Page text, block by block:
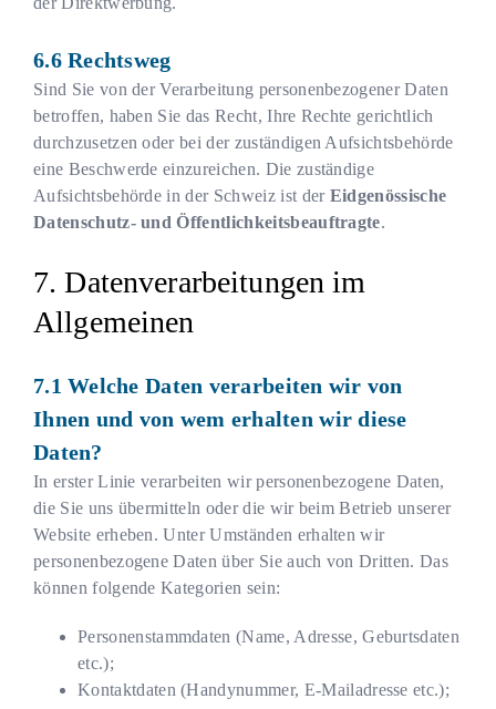
Rechtsweg
Sind Sie von der Verarbeitung personenbezogener Daten
betroffen, haben Sie das Recht, Ihre Rechte gerichtlich
durchzusetzen oder bei der zuständigen Aufsichtsbehörde
eine Beschwerde einzureichen. Die zuständige
Aufsichtsbehörde in der Schweiz ist der Eidgenössische
Datenschutz- und Öffentlichkeitsbeauftragte.
Datenverarbeitungen im
Allgemeinen
Welche Daten verarbeiten wir von
Ihnen und von wem erhalten wir diese
Daten?
In erster Linie verarbeiten wir personenbezogene Daten,
die Sie uns übermitteln oder die wir beim Betrieb unserer
Website erheben. Unter Umständen erhalten wir
personenbezogene Daten über Sie auch von Dritten. Das
können folgende Kategorien sein:
Personenstammdaten (Name, Adresse, Geburtsdaten
etc.);
Kontaktdaten (Handynummer, E-Mailadresse etc.);